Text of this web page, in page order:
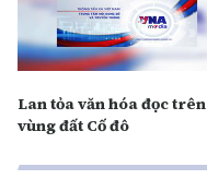
Lan tỏa văn hóa đọc trên
vùng đất Cố đô